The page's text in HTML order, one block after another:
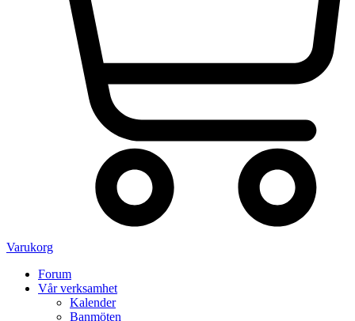
Varukorg
Forum
Vår verksamhet
Kalender
Banmöten